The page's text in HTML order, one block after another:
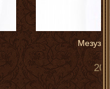
Мезуза
20